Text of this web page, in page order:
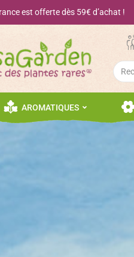
est offerte dès 59€ d’achat !
for:
AROMATIQUES